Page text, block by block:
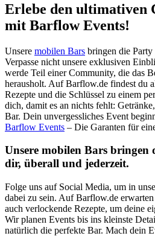
Erlebe den ultimativen
mit Barflow Events!
Unsere mobilen Bars bringen die
Verpasse nicht unsere exklusiven
werde Teil einer Community, die das
herausholt. Auf Barflow.de findest du
Rezepte und die Schlüssel zu einem
dich, damit es an nichts fehlt:
Bar. Dein unvergessliches Event
Barflow Events – Die Garanten für
Unsere mobilen Bars bringen
dir, überall und jederzeit.
Folge uns auf Social Media, um in
dabei zu sein. Auf Barflow.de
auch verlockende Rezepte, um deine
Wir planen Events bis ins kleinste
natürlich die perfekte Bar. Mach dein